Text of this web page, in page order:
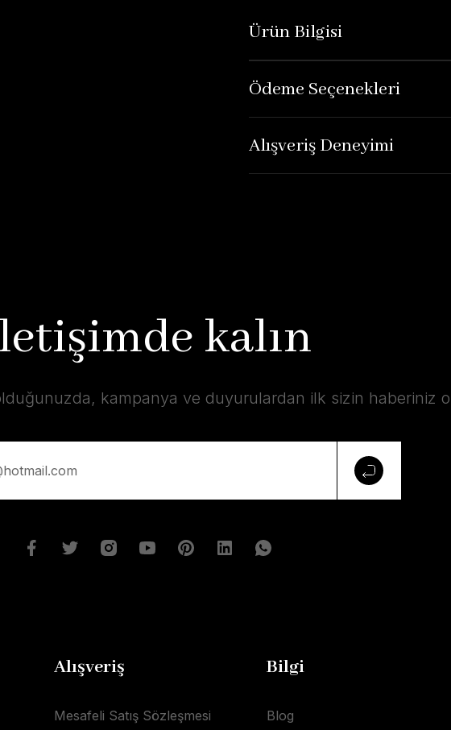
Ürün Bilgisi
Ödeme Seçenekleri
Alışveriş Deneyimi
kalın
kampanya ve duyurulardan ilk sizin haberiniz
Alışveriş
Mesafeli Satış Sözleşmesi
Bilgi
Blog